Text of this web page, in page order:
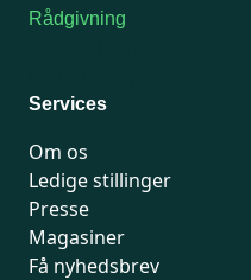
Rådgivning
Services
Om os
Ledige stillinger
Presse
Magasiner
Få nyhedsbrev